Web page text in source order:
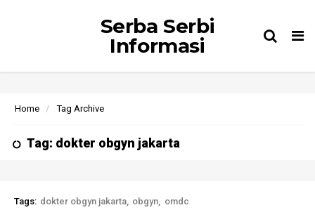
Serba Serbi
Informasi
Home Tag Archive
Tag: dokter obgyn jakarta
Tags: dokter obgyn jakarta obgyn omdc